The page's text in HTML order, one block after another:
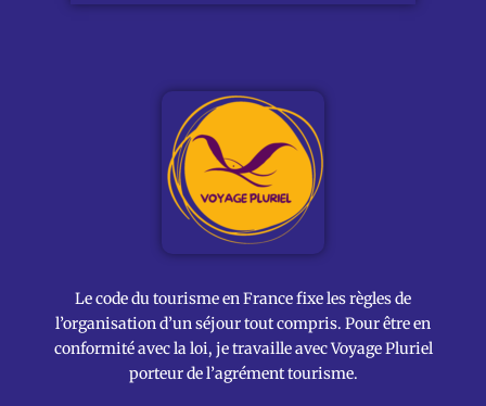
Le code du tourisme en France fixe les règles de
l’organisation d’un séjour tout compris. Pour être en
conformité avec la loi, je travaille avec Voyage Pluriel
porteur de l’agrément tourisme.